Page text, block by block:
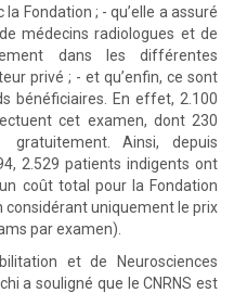
Fondation ; - qu’elle a assuré
médecins radiologues et de
dans les différentes
privé ; - et qu’enfin, ce sont
bénéficiaires. En effet, 2.100
cet examen, dont 230
Ainsi, depuis
2.529 patients indigents ont
coût total pour la Fondation
considérant uniquement le prix
par examen).
et de Neurosciences
a souligné que le CNRNS est